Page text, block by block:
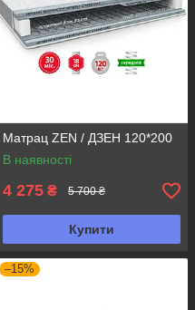
Матрац ZEN / ДЗЕН 120*200
В наявності
4 275 ₴ 5 700 ₴
Купити
–15%